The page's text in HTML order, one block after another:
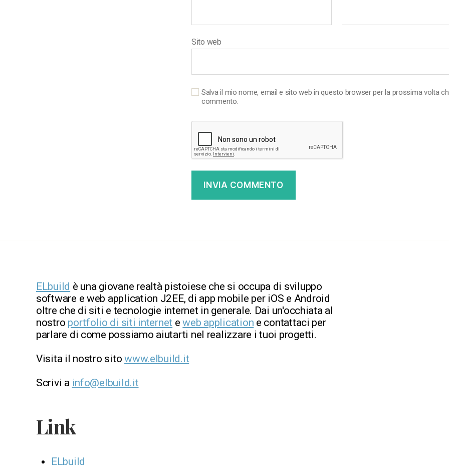
Sito web
Salva il mio nome, email e sito web in questo browser per la prossima volta
commento.
ELbuild è una giovane realtà pistoiese che si occupa di sviluppo
software e web application J2EE, di app mobile per iOS e Android
oltre che di siti e tecnologie internet in generale. Dai un'occhiata al
nostro portfolio di siti internet eweb application e contattaci per
parlare di come possiamo aiutarti nel realizzare i tuoi progetti.
Visita il nostro sitowww.elbuild.it
Scrivi a info@elbuild.it
Link
ELbuild